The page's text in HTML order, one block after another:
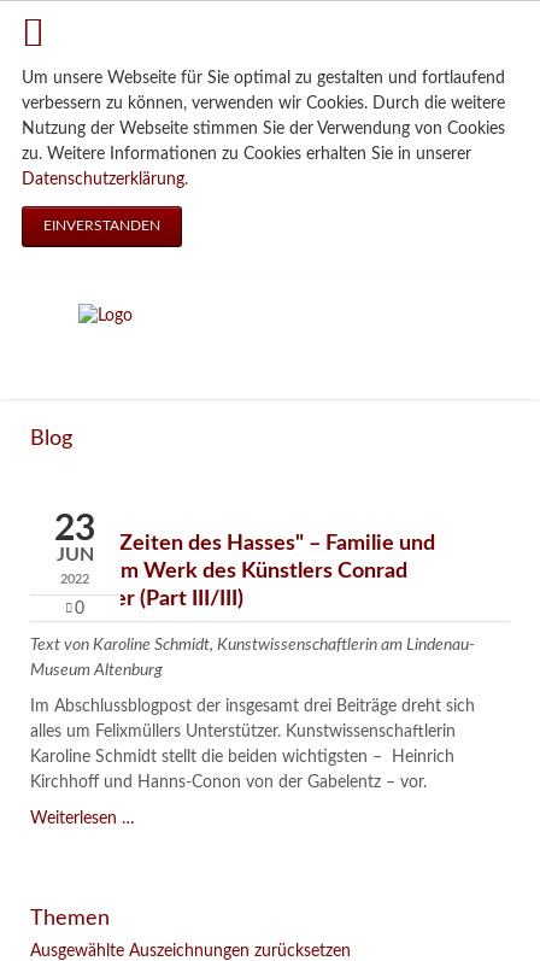
Um unsere Webseite für Sie optimal zu gestalten und fortlaufend
verbessern zu können, verwenden wir Cookies. Durch die weitere
Nutzung der Webseite stimmen Sie der Verwendung von Cookies
zu. Weitere Informationen zu Cookies erhalten Sie in unserer
Datenschutzerklärung.
EINVERSTANDEN
Blog
23
JUN
2022
0
"Liebe in Zeiten des Hasses" – Familie und
Freunde im Werk des Künstlers Conrad
Felixmüller (Part III/III)
Text von Karoline Schmidt, Kunstwissenschaftlerin am Lindenau-
Museum Altenburg
Im Abschlussblogpost der insgesamt drei Beiträge dreht sich
alles um Felixmüllers Unterstützer. Kunstwissenschaftlerin
Karoline Schmidt stellt die beiden wichtigsten – Heinrich
Kirchhoff und Hanns-Conon von der Gabelentz – vor.
Weiterlesen …
–
Themen
Ausgewählte Auszeichnungen zurücksetzen